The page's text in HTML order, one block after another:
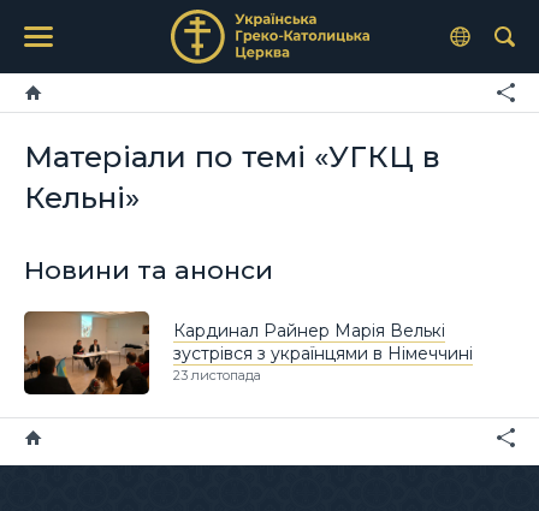
Матеріали по темі «УГКЦ в
Кельні»
Новини та анонси
Кардинал Райнер Марія Велькі
зустрівся з українцями в Німеччині
23 листопада